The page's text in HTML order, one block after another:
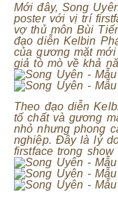
Mới đây, Song
poster với vị trí
vợ thủ môn Bùi
đạo diễn Kelbin
của gương mặt
giả tò mò về khả
Theo đạo diễn
tố chất và gương
nhỏ nhưng phong
nghiệp. Đây là lý
firstface trong show